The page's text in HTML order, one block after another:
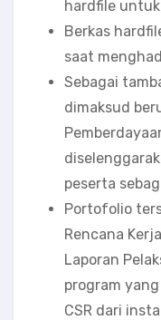
hardfile
Berkas
saat
Sebagai
dimaksud
peserta
Portofolio
Rencana
Laporan
program
CSR dari